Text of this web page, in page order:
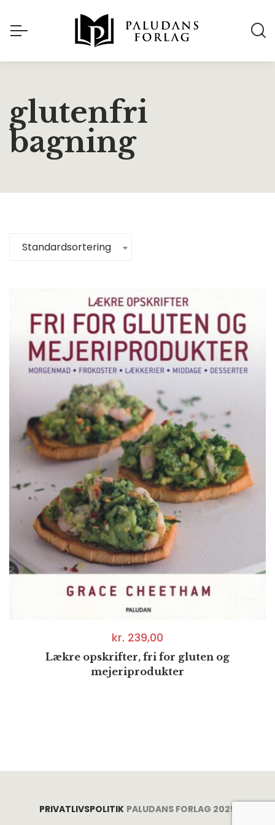
glutenfri
bagning
Standardsortering
kr. 239,00
Lækre opskrifter, fri for gluten og
mejeriprodukter
PRIVATLIVSPOLITIK PALUDANS FORLAG 2025